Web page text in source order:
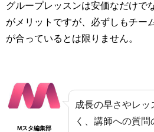
グループレッスンは安価なだけで
がメリットですが、必ずしもチー
が合っているとは限りません。
Mスタ編集部
成長の早さやレ
く、講師への質